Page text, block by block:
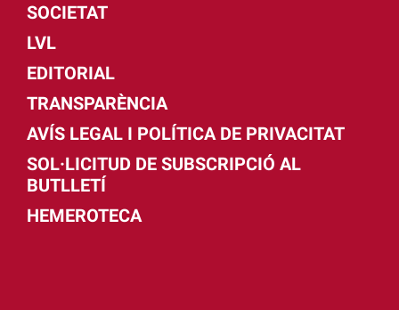
SOCIETAT
LVL
EDITORIAL
TRANSPARÈNCIA
AVÍS LEGAL I POLÍTICA DE PRIVACITAT
SOL·LICITUD DE SUBSCRIPCIÓ AL
BUTLLETÍ
HEMEROTECA